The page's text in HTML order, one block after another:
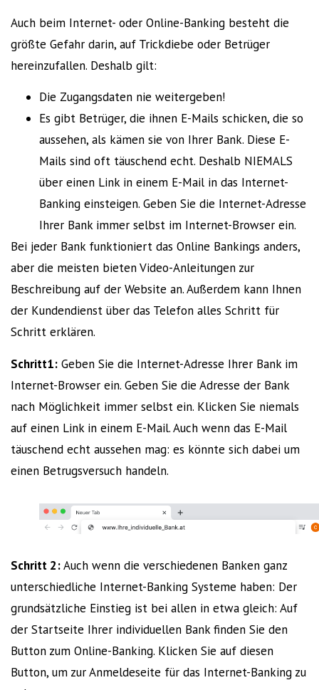
Auch beim Internet- oder Online-Banking besteht die
größte Gefahr darin, auf Trickdiebe oder Betrüger
hereinzufallen. Deshalb gilt:
Die Zugangsdaten nie weitergeben!
Es gibt Betrüger, die ihnen E-Mails schicken, die so
aussehen, als kämen sie von Ihrer Bank. Diese E-
Mails sind oft täuschend echt. Deshalb NIEMALS
über einen Link in einem E-Mail in das Internet-
Banking einsteigen. Geben Sie die Internet-Adresse
Ihrer Bank immer selbst im Internet-Browser ein.
Bei jeder Bank funktioniert das Online Bankings anders,
aber die meisten bieten Video-Anleitungen zur
Beschreibung auf der Website an. Außerdem kann Ihnen
der Kundendienst über das Telefon alles Schritt für
Schritt erklären.
Schritt1: Geben Sie die Internet-Adresse Ihrer Bank im
Internet-Browser ein. Geben Sie die Adresse der Bank
nach Möglichkeit immer selbst ein. Klicken Sie niemals
auf einen Link in einem E-Mail. Auch wenn das E-Mail
täuschend echt aussehen mag: es könnte sich dabei um
einen Betrugsversuch handeln.
Schritt 2:Auch wenn die verschiedenen Banken ganz
unterschiedliche Internet-Banking Systeme haben: Der
grundsätzliche Einstieg ist bei allen in etwa gleich: Auf
der Startseite Ihrer individuellen Bank finden Sie den
Button zum Online-Banking. Klicken Sie auf diesen
Button, um zur Anmeldeseite für das Internet-Banking zu